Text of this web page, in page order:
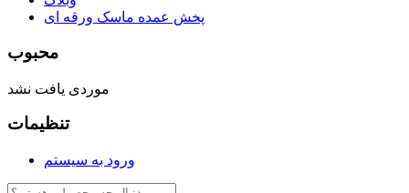
پخش عمده ماسک ورقه ای
محبوب
موردی یافت نشد
تنظیمات
ورود به سیستم